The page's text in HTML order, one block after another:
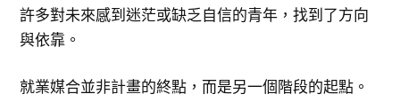
許多對未來感到迷茫或缺乏自信的青年，找到了方向
與依靠。
就業媒合並非計畫的終點，而是另一個階段的起點。